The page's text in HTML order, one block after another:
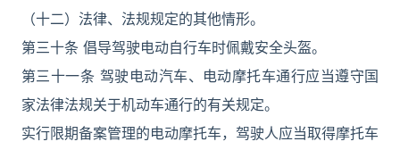
（十二）法律、法规规定的其他情形。
第三十条 倡导驾驶电动自行车时佩戴安全头盔。
第三十一条 驾驶电动汽车、电动摩托车通行应当遵守国
家法律法规关于机动车通行的有关规定。
实行限期备案管理的电动摩托车，驾驶人应当取得摩托车